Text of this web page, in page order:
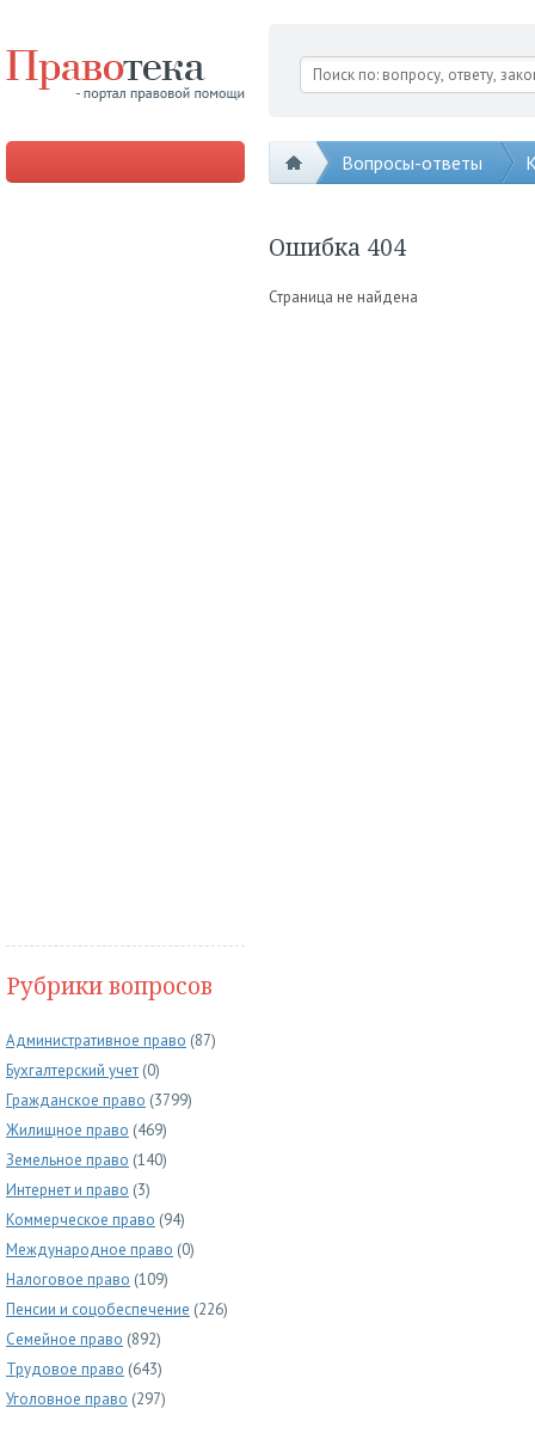
Вопросы-ответы
Рубрики вопросов
Административное право (87)
Бухгалтерский учет (0)
Гражданское право (3799)
Жилищное право (469)
Земельное право (140)
Интернет и право (3)
Коммерческое право (94)
Международное право (0)
Налоговое право (109)
Пенсии и соцобеспечение (226)
Семейное право (892)
Трудовое право (643)
Уголовное право (297)
Ошибка 404
Страница не найдена